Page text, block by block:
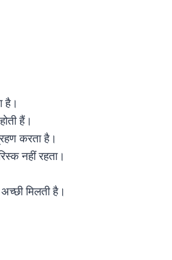
है।
हैं।
करता है।
नहीं रहता।
मिलती है।